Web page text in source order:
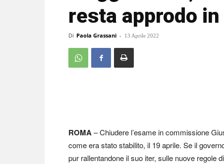
resta approdo
Di Paola Grassani - 13 Aprile 2022
ROMA– Chiudere l’esame in commissione
come era stato stabilito, il 19 aprile. Se il
pur rallentandone il suo iter, sulle nuove regole